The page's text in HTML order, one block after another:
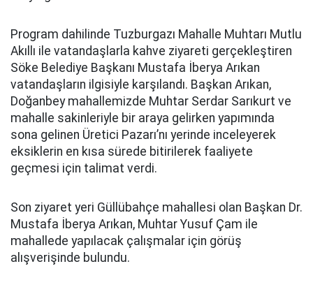
Program dahilinde Tuzburgazı Mahalle Muhtarı Mutlu
Akıllı ile vatandaşlarla kahve ziyareti gerçekleştiren
Söke Belediye Başkanı Mustafa İberya Arıkan
vatandaşların ilgisiyle karşılandı. Başkan Arıkan,
Doğanbey mahallemizde Muhtar Serdar Sarıkurt ve
mahalle sakinleriyle bir araya gelirken yapımında
sona gelinen Üretici Pazarı’nı yerinde inceleyerek
eksiklerin en kısa sürede bitirilerek faaliyete
geçmesi için talimat verdi.
Son ziyaret yeri Güllübahçe mahallesi olan Başkan Dr.
Mustafa İberya Arıkan, Muhtar Yusuf Çam ile
mahallede yapılacak çalışmalar için görüş
alışverişinde bulundu.